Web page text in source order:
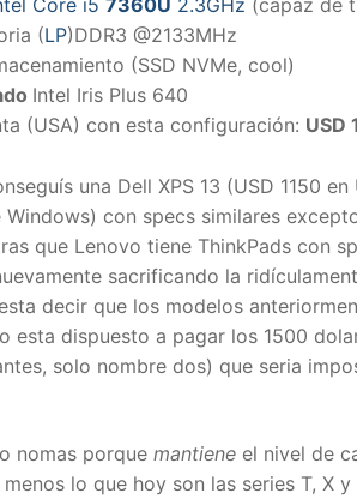
Core i5 7360U 2.3GHz (capaz de
(LP)DDR3 @2133MHz
(SSD NVMe, cool)
Intel Iris Plus 640
(USA) con esta configuración: USD
una Dell XPS 13 (USD 1150
Windows) con specs similares
que Lenovo tiene ThinkPads con
sacrificando la
decir que los modelos
esta dispuesto a pagar los 1500
solo nombre dos) que seria
nomas porque mantiene el nivel de
lo que hoy son las series T, X